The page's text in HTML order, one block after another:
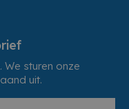
sturen onze
uit.